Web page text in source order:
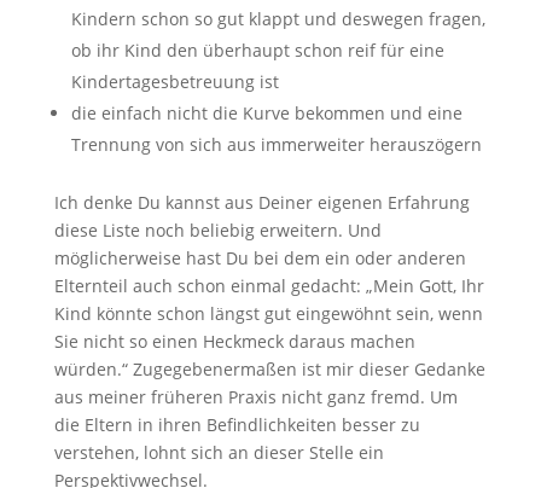
Kindern schon so gut klappt und deswegen fragen,
ob ihr Kind den überhaupt schon reif für eine
Kindertagesbetreuung ist
die einfach nicht die Kurve bekommen und eine
Trennung von sich aus immerweiter herauszögern
Ich denke Du kannst aus Deiner eigenen Erfahrung
diese Liste noch beliebig erweitern. Und
möglicherweise hast Du bei dem ein oder anderen
Elternteil auch schon einmal gedacht: „Mein Gott, Ihr
Kind könnte schon längst gut eingewöhnt sein, wenn
Sie nicht so einen Heckmeck daraus machen
würden.“ Zugegebenermaßen ist mir dieser Gedanke
aus meiner früheren Praxis nicht ganz fremd. Um
die Eltern in ihren Befindlichkeiten besser zu
verstehen, lohnt sich an dieser Stelle ein
Perspektivwechsel.